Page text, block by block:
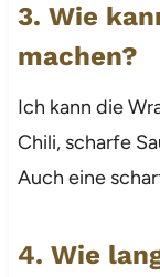
3. Wie
machen?
Ich kann die
Chili, scharfe
Auch eine
4. Wie